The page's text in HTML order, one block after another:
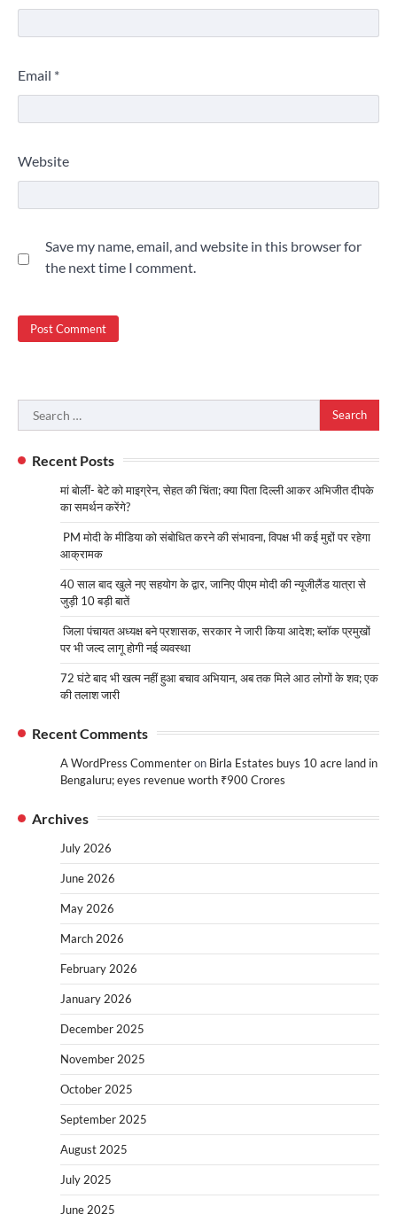
Email *
Website
Save my name, email, and website in this browser for
the next time I comment.
Search
for:
Recent Posts
मां बोलीं- बेटे को माइग्रेन, सेहत की चिंता; क्या पिता दिल्ली आकर अभिजीत दीपके
का समर्थन करेंगे?
PM मोदी के मीडिया को संबोधित करने की संभावना, विपक्ष भी कई मुद्दों पर रहेगा
आक्रामक
40 साल बाद खुले नए सहयोग के द्वार, जानिए पीएम मोदी की न्यूजीलैंड यात्रा से
जुड़ी 10 बड़ी बातें
जिला पंचायत अध्यक्ष बने प्रशासक, सरकार ने जारी किया आदेश; ब्लॉक प्रमुखों
पर भी जल्द लागू होगी नई व्यवस्था
72 घंटे बाद भी खत्म नहीं हुआ बचाव अभियान, अब तक मिले आठ लोगों के शव; एक
की तलाश जारी
Recent Comments
A WordPress Commenteron Birla Estates buys 10 acre land in
Bengaluru; eyes revenue worth ₹900 Crores
Archives
July 2026
June 2026
May 2026
March 2026
February 2026
January 2026
December 2025
November 2025
October 2025
September 2025
August 2025
July 2025
June 2025